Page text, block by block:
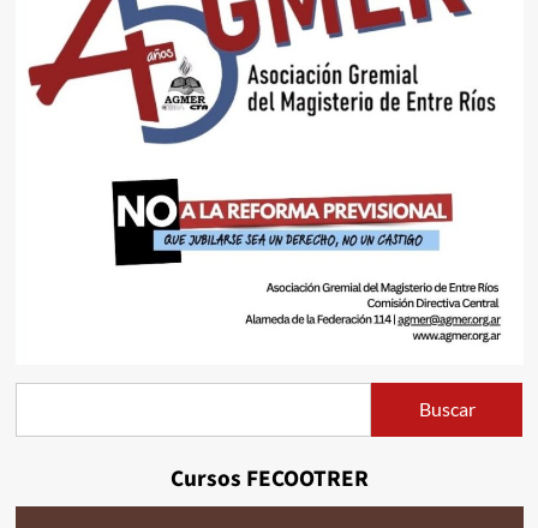
Buscar
Cursos FECOOTRER